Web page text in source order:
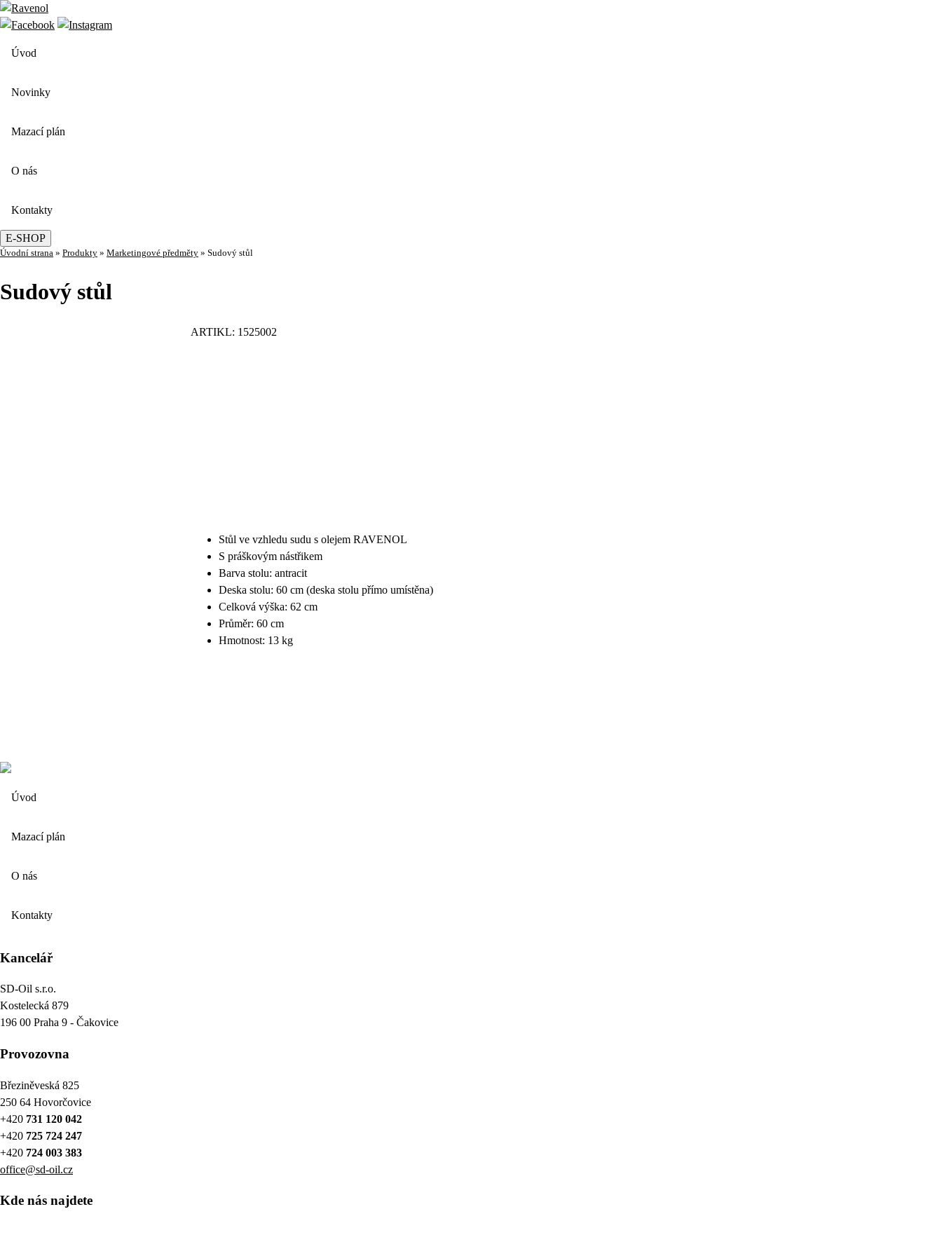
Úvod
Novinky
Mazací plán
O nás
Kontakty
E-SHOP
Úvodní strana » Produkty » Marketingové předměty » Sudový stůl
Sudový stůl
ARTIKL: 1525002
Stůl ve vzhledu sudu s olejem RAVENOL
S práškovým nástřikem
Barva stolu: antracit
Deska stolu: 60 cm (deska stolu přímo umístěna)
Celková výška: 62 cm
Průměr: 60 cm
Hmotnost: 13 kg
Úvod
Mazací plán
O nás
Kontakty
Kancelář
SD-Oil s.r.o.
Kostelecká 879
196 00 Praha 9 - Čakovice
Provozovna
Březiněveská 825
250 64 Hovorčovice
+420 731 120 042
+420 725 724 247
+420 724 003 383
office@sd-oil.cz
Kde nás najdete